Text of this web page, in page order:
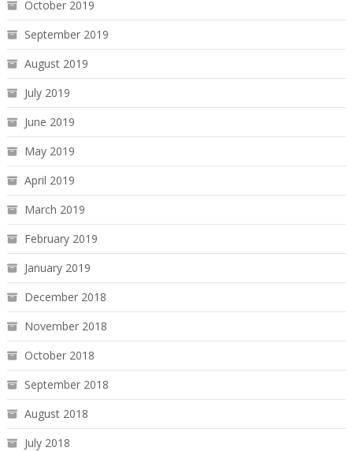
October 2019
September 2019
August 2019
July 2019
June 2019
May 2019
April 2019
March 2019
February 2019
January 2019
December 2018
November 2018
October 2018
September 2018
August 2018
July 2018